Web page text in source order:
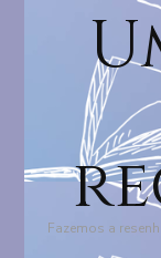
Fazemos a